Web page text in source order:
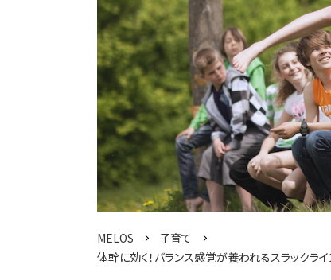
MELOS
子育て
体幹に効く！バランス感覚が養われるスラックラ